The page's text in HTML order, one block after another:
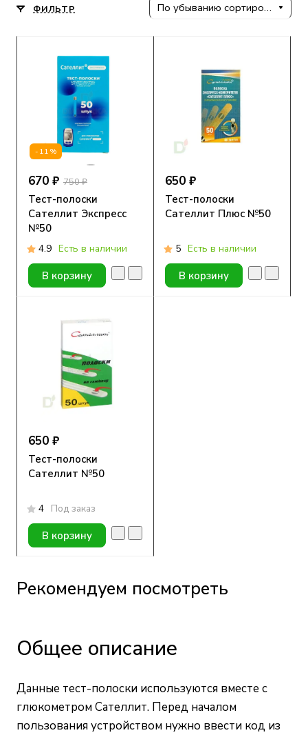
ФИЛЬТР По убыванию сортировки
-11%
670 ₽ 750 ₽
Тест-полоски
Сателлит Экспресс
№50
4.9 Есть в наличии
В корзину
650 ₽
Тест-полоски
Сателлит Плюс №50
5 Есть в наличии
В корзину
650 ₽
Тест-полоски
Сателлит №50
4 Под заказ
В корзину
Рекомендуем посмотреть
Общее описание
Данные тест-полоски используются вместе с
глюкометром Сателлит. Перед началом
пользования устройством нужно ввести код из